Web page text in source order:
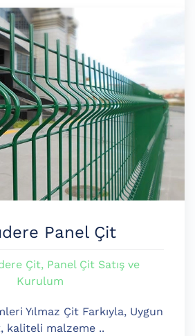
Panel Çit
Çit, Panel Çit Satış ve
Kurulum
Yılmaz Çit Farkıyla, Uygun
kaliteli malzeme ..